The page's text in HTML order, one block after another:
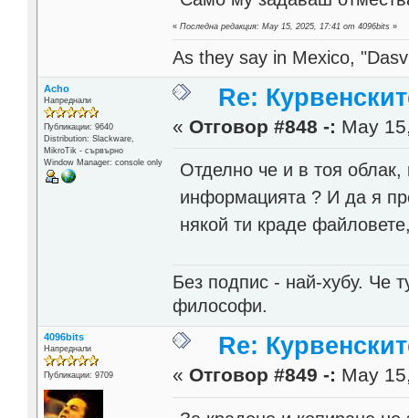
«Последна редакция: May 15, 2025, 17:41 от 4096bits »
As they say in Mexico,
Acho
Напреднали
Публикации: 9640
Distribution: Slackware,
MikroTik - сървърно
Window Manager: console only
Re:
« Отговор #848 -: May
Отделно че и в тоя облак,
информацията ? И да я
някой ти краде
Без подпис - най-хубу. Че
философи.
4096bits
Напреднали
Публикации: 9709
Re:
« Отговор #849 -: May